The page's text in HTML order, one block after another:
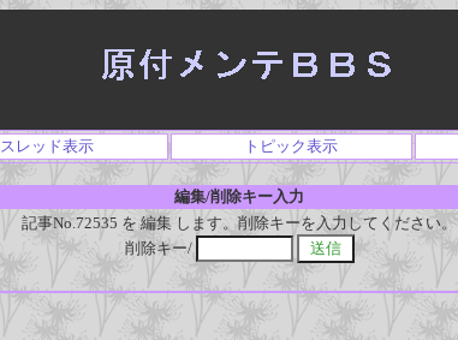
スレッド表示 トピック表示
編集/削除キー入力
記事No.72535 を 編集 します。削除キーを入力してください。
削除キー/